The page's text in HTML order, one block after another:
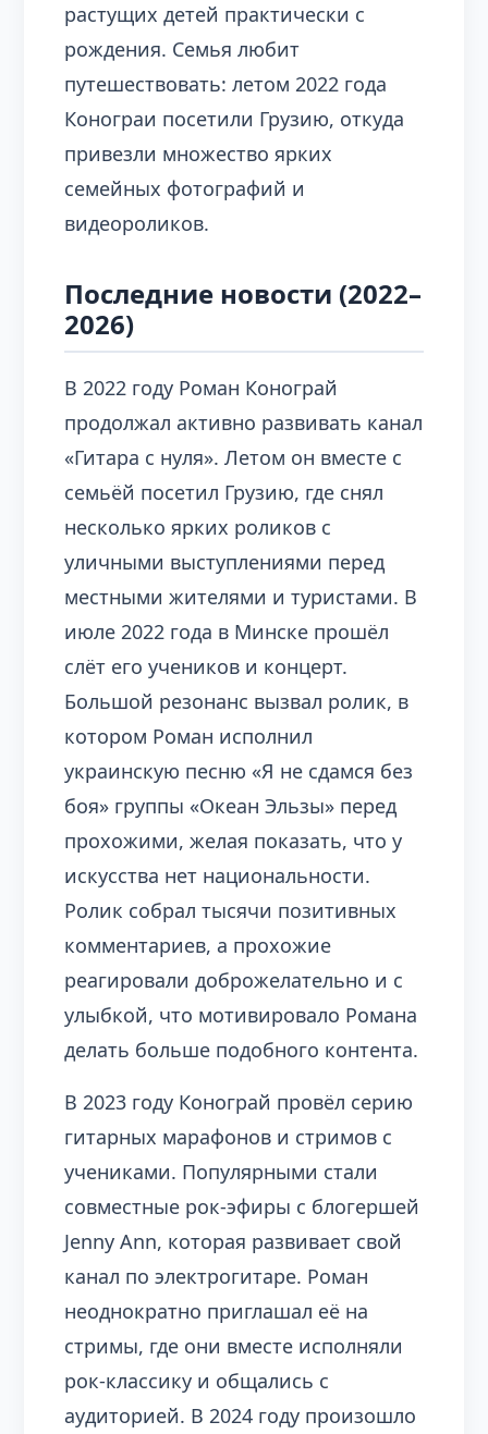
растущих детей практически с
рождения. Семья любит
путешествовать: летом 2022 года
Конограи посетили Грузию, откуда
привезли множество ярких
семейных фотографий и
видеороликов.
Последние новости (2022–
2026)
В 2022 году Роман Конограй
продолжал активно развивать канал
«Гитара с нуля». Летом он вместе с
семьёй посетил Грузию, где снял
несколько ярких роликов с
уличными выступлениями перед
местными жителями и туристами. В
июле 2022 года в Минске прошёл
слёт его учеников и концерт.
Большой резонанс вызвал ролик, в
котором Роман исполнил
украинскую песню «Я не сдамся без
боя» группы «Океан Эльзы» перед
прохожими, желая показать, что у
искусства нет национальности.
Ролик собрал тысячи позитивных
комментариев, а прохожие
реагировали доброжелательно и с
улыбкой, что мотивировало Романа
делать больше подобного контента.
В 2023 году Конограй провёл серию
гитарных марафонов и стримов с
учениками. Популярными стали
совместные рок-эфиры с блогершей
Jenny Ann, которая развивает свой
канал по электрогитаре. Роман
неоднократно приглашал её на
стримы, где они вместе исполняли
рок-классику и общались с
аудиторией. В 2024 году произошло